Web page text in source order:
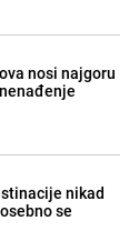
nosi najgoru
nikad
se